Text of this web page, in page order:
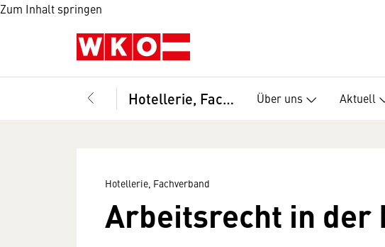
Zum Inhalt springen
Hotellerie, Fachverband Über uns Aktuell
Hotellerie, Fachverband
Arbeitsrecht in der